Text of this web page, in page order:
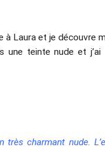
à Laura et je découvre
une teinte nude et j’ai
très charmant nude.